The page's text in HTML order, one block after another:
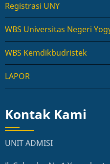
Registrasi UNY
WBS Universitas Negeri
WBS Kemdikbudristek
LAPOR
Kontak Kami
UNIT ADMISI